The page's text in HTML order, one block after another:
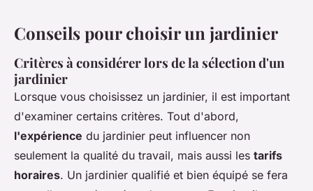
Conseils pour choisir un jardinier
Critères à considérer lors de la sélection d'un
jardinier
Lorsque vous choisissez un jardinier, il est important
d'examiner certains critères. Tout d'abord,
l'expérience du jardinier peut influencer non
seulement la qualité du travail, mais aussi les tarifs
horaires. Un jardinier qualifié et bien équipé se fera